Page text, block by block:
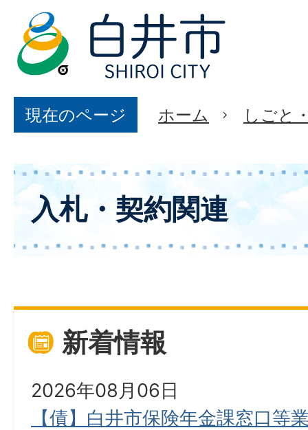
現在のページ ホーム しごと
入札・契約関連
新着情報
2026年08月06日
【債】白井市保険年金課窓口等